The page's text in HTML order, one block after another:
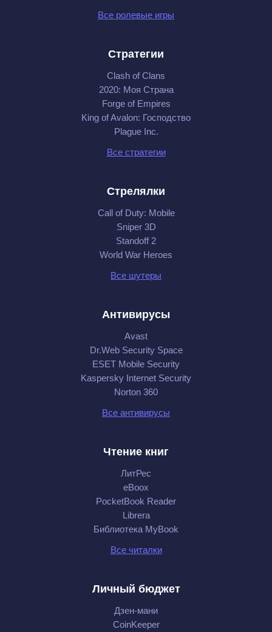
Все ролевые игры
Стратегии
Clash of Clans
2020: Моя Cтрана
Forge of Empires
King of Avalon: Господство
Plague Inc.
Все стратегии
Стрелялки
Call of Duty: Mobile
Sniper 3D
Standoff 2
World War Heroes
Все шутеры
Антивирусы
Avast
Dr.Web Security Space
ESET Mobile Security
Kaspersky Internet Security
Norton 360
Все антивирусы
Чтение книг
ЛитРес
eBoox
PocketBook Reader
Librera
Библиотека MyBook
Все читалки
Личный бюджет
Дзен-мани
CoinKeeper